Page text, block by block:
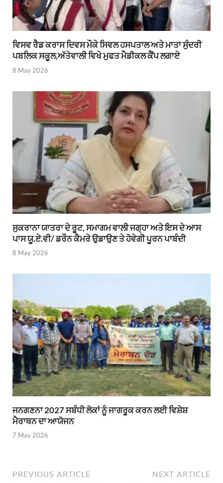
ਵਿਸਵ ਰੈਡ ਕਰਾਸ ਦਿਵਸ ਮੌਕੇ ਸਿਵਲ ਹਸਪਤਾਲ ਅਤੇ ਮਾਤਾ ਸੁੰਦਰੀ
ਪਬਲਿਕ ਸਕੂਲ,ਅੱਤੇਵਾਲੀ ਵਿਖੇ ਮੁਫਤ ਮੈਡੀਕਲ ਕੈਂਪ ਲਗਾਏ
8 May 2026
ਸੁਕਰਾਨਾ ਯਾਤਰਾ ਦੇ ਰੂਟ, ਸਮਾਗਮ ਵਾਲੀ ਜਗ੍ਹਾ ਅਤੇ ਇਸ ਦੇ ਆਸ
ਪਾਸ ਯੂ.ਏ.ਵੀ/ ਡਰੌਨ ਕੈਮਰੇ ਉਡਾਉਣ ਤੇ ਹੋਵੇਗੀ ਪੂਰਨ ਪਾਬੰਦੀ
8 May 2026
ਜਨਗਣਨਾ 2027 ਸਬੰਧੀ ਲੋਕਾਂ ਨੂੰ ਜਾਗਰੂਕ ਕਰਨ ਲਈ ਵਿਸ਼ੇਸ਼
ਮੈਰਾਥਨ ਦਾ ਆਯੋਜਨ
7 May 2026
PREVIOUS ARTICLE NEXT ARTICLE